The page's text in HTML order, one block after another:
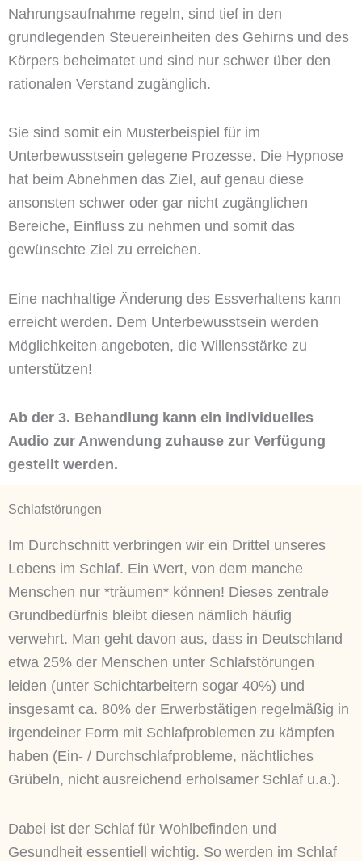
Nahrungsaufnahme regeln, sind tief in den
grundlegenden Steuereinheiten des Gehirns und des
Körpers beheimatet und sind nur schwer über den
rationalen Verstand zugänglich.
Sie sind somit ein Musterbeispiel für im
Unterbewusstsein gelegene Prozesse. Die Hypnose
hat beim Abnehmen das Ziel, auf genau diese
ansonsten schwer oder gar nicht zugänglichen
Bereiche, Einfluss zu nehmen und somit das
gewünschte Ziel zu erreichen.
Eine nachhaltige Änderung des Essverhaltens kann
erreicht werden. Dem Unterbewusstsein werden
Möglichkeiten angeboten, die Willensstärke zu
unterstützen!
Ab der 3. Behandlung kann ein individuelles
Audio zur Anwendung zuhause zur Verfügung
gestellt werden.
Schlafstörungen
Im Durchschnitt verbringen wir ein Drittel unseres
Lebens im Schlaf. Ein Wert, von dem manche
Menschen nur *träumen* können! Dieses zentrale
Grundbedürfnis bleibt diesen nämlich häufig
verwehrt. Man geht davon aus, dass in Deutschland
etwa 25% der Menschen unter Schlafstörungen
leiden (unter Schichtarbeitern sogar 40%) und
insgesamt ca. 80% der Erwerbstätigen regelmäßig in
irgendeiner Form mit Schlafproblemen zu kämpfen
haben (Ein- / Durchschlafprobleme, nächtliches
Grübeln, nicht ausreichend erholsamer Schlaf u.a.).
Dabei ist der Schlaf für Wohlbefinden und
Gesundheit essentiell wichtig. So werden im Schlaf